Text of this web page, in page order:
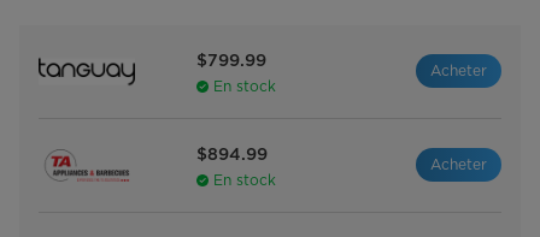
$799.99
En stock
Acheter
$894.99
En stock
Acheter